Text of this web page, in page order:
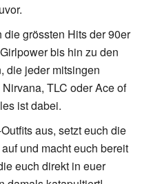
grössten Hits der 90er
bis hin zu den
die jeder mitsingen
TLC oder Ace of
ist dabei.
aus, setzt euch die
und macht euch bereit
euch direkt in euer